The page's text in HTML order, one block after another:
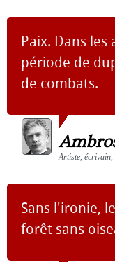
Paix. Dans
période de
de combats.
Artiste,
Sans l'ironie,
forêt sans